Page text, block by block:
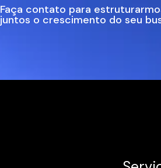
Faça contato para
juntos o crescimento do seu